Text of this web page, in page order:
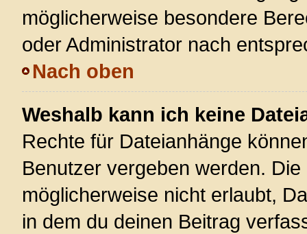
möglicherweise besondere
oder Administrator nach
Nach oben
Weshalb kann ich keine
Rechte für Dateianhänge
Benutzer vergeben werden.
möglicherweise nicht erlaubt,
in dem du deinen Beitrag